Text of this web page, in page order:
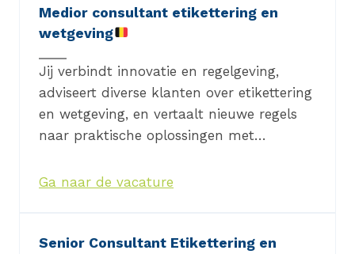
Medior consultant etikettering en
wetgeving
Jij verbindt innovatie en regelgeving,
adviseert diverse klanten over etikettering
en wetgeving, en vertaalt nieuwe regels
naar praktische oplossingen met…
Ga naar de vacature
Senior Consultant Etikettering en